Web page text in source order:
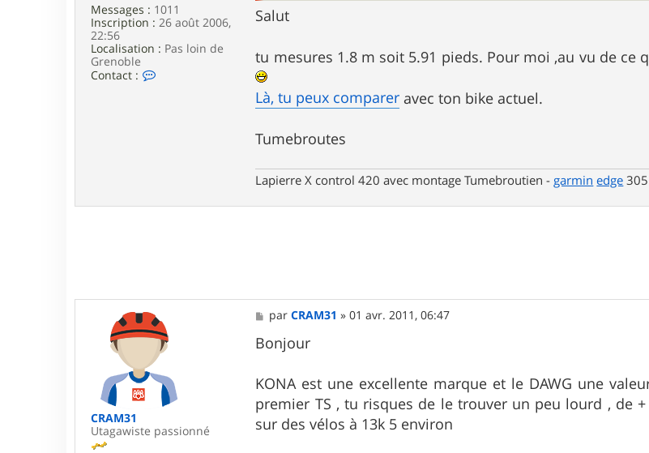
s
s
i
Messages : 1011
Inscription : 26 août 2006,
22:56
Localisation : Pas loin de
Grenoble
Contact :
s
Salut
tu mesures 1.8 m soit 5.91 pieds. Pour moi ,au vu de ce
Là, tu peux comparer avec ton bike actuel.
Tumebroutes
Lapierre X control 420 avec montage Tumebroutien - garmin edge
CRAM31
Utagawiste passionné
M
e
s
s
g
e
parCRAM31 »01 avr. 2011, 06:47
Bonjour
KONA est une excellente marque et le DAWG une
premier TS , tu risques de le trouver un peu lourd , de
sur des vélos à 13k 5 environ